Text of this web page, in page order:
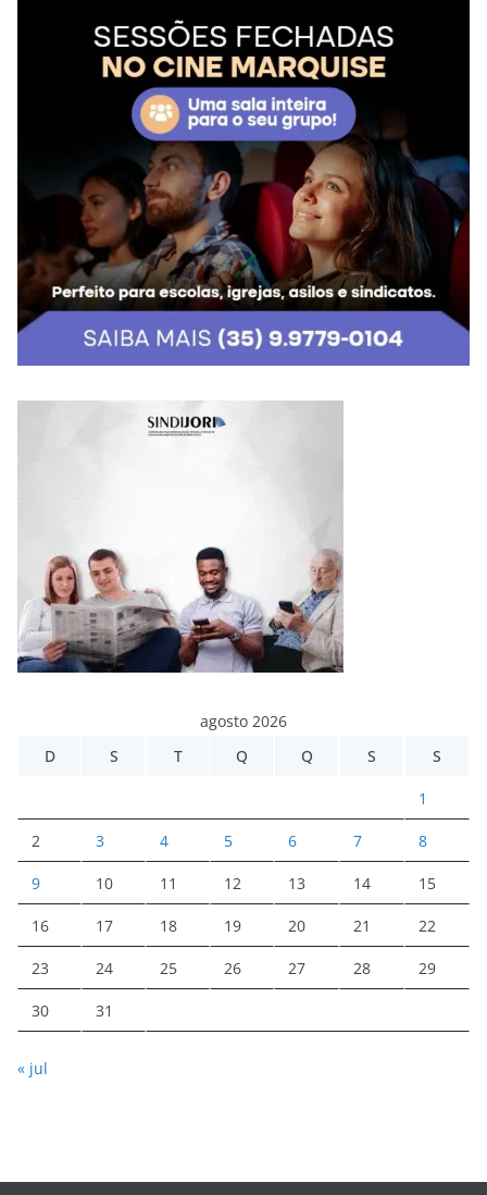
agosto 2026
D
S T Q Q S S
1
2 3 4 5 6 7 8
9 10 11 12 13 14 15
16 17 18 19 20 21 22
23 24 25 26 27 28 29
30 31
« jul